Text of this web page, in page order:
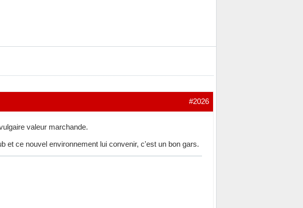
#2026
valeur marchande.
et ce nouvel environnement lui convenir, c'est un bon gars.